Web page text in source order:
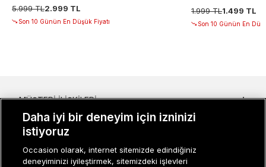
5.999 TL2.999 TL
Son 10 Günün En Düşük Fiyatı
1.999 TL1.499 TL
Son 10 Günün En
MÜŞTERI İLIŞKILERI
KURUMSAL
KADIN KATEGORILER
Daha iyi bir deneyim için izninizi
istiyoruz
Occasion olarak, internet sitemizde edindiğiniz
deneyiminizi iyileştirmek, sitemizdeki işlevleri